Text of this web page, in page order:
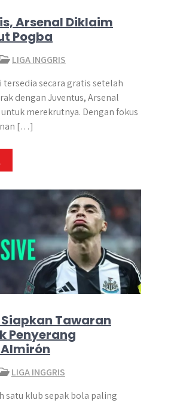
Arsenal Diklaim
Pogba
LIGA INGGRIS
tersedia secara gratis setelah
dengan Juventus, Arsenal
merekrutnya. Dengan fokus
[…]
Tawaran
Penyerang
LIGA INGGRIS
satu klub sepak bola paling